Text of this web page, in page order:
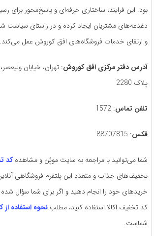
بود. این فرایند، ساختاری حرفه‌ای و پاسخ‌محور برای
دغدغه‌های مشتریان ایجاد کرده و در راستای سیاست
و ارتقای خدمات فروشگاه‌های افق کوروش عمل می‌کند.
آدرس دفتر مرکزی افق کوروش: تهران، خیابان
پلاک 2280
تلفن تماس: 1572
فکس: 88707815
شما می‌توانید با مراجعه به سایت موپُن و مشاهدهکد
تخفیف‌های جذاب و متعدد این پلتفرم فروشگاهی
خریدهای خود را انجام دهید و اگر برای شما سؤال
کد تخفیف اکالا استفاده کنید، مطلب نحوه استفاده از
شماست.